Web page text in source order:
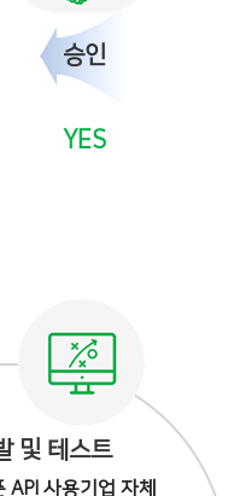
승인
YES
및 테스트
API 사용기업 자체